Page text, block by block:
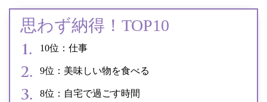
思わず納得！TOP10
10位：仕事
9位：美味しい物を食べる
8位：自宅で過ごす時間